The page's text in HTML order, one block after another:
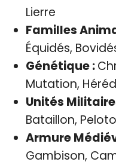
Lierre
Familles
Équidés,
Génétique :
Mutation,
Unités
Bataillon,
Armure
Gambison,